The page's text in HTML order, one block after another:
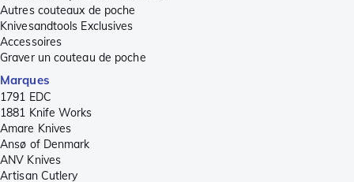
Autres couteaux de poche
Knivesandtools Exclusives
Accessoires
Graver un couteau de poche
Marques
1791 EDC
1881 Knife Works
Amare Knives
Ansø of Denmark
ANV Knives
Artisan Cutlery